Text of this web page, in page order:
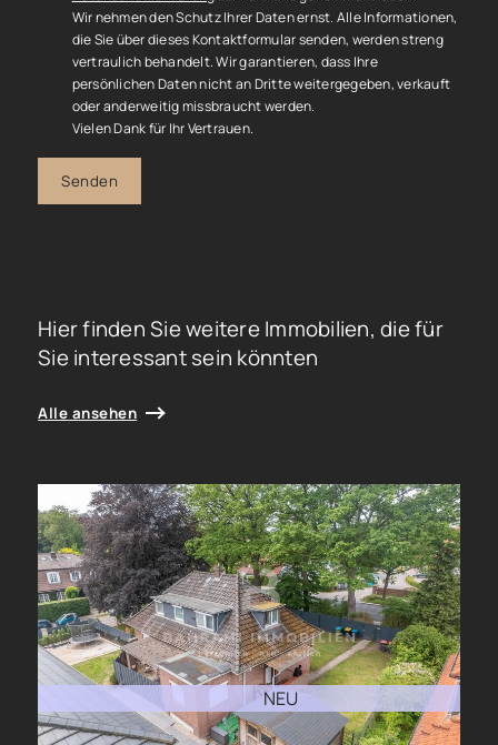
Wir nehmen den Schutz Ihrer Daten ernst. Alle Informationen,
die Sie über dieses Kontaktformular senden, werden streng
vertraulich behandelt. Wir garantieren, dass Ihre
persönlichen Daten nicht an Dritte weitergegeben, verkauft
oder anderweitig missbraucht werden.
Vielen Dank für Ihr Vertrauen.
Senden
Hier finden Sie weitere Immobilien, die für
Sie interessant sein könnten
Alle ansehen
NEU